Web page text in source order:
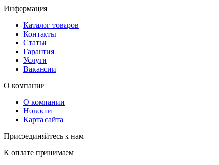
Информация
Каталог товаров
Контакты
Статьи
Гарантия
Услуги
Вакансии
О компании
О компании
Новости
Карта сайта
Присоединяйтесь к нам
К оплате принимаем